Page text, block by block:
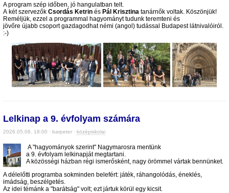
A program szép időben, jó hangulatban telt.
A két szervezők Csordás Ketrin és Pál Krisztina tanárnők voltak. Köszönjük!
Reméljük, ezzel a programmal hagyományt tudunk teremteni és
jövőre újabb csoport gazdagodhat némi (angol) tudással Budapest látnivalóiról.
:-)
Lelkinap a 9. évfolyam számára
2026.05.06. 18:00 · barpeter · középiskolai
A "hagyományok szerint" Nagymarosra mentünk
a 9. évfolyam lelkinapját megtartani.
A közösségi házban régi ismerősként, nagy örömmel vártak bennünket.
A délelőtti programba sokminden belefért: játék, ráhangolódás, éneklés,
imádság, beszélgetés.
Az idei témánk a "barátság" volt; ezt jártuk körül egy kicsit.